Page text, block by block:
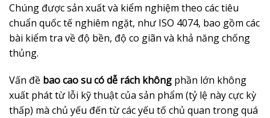
Chúng được sản xuất và kiểm nghiệm theo các tiêu
chuẩn quốc tế nghiêm ngặt, như ISO 4074, bao gồm các
bài kiểm tra về độ bền, độ co giãn và khả năng chống
thủng.
Vấn đề bao cao su có dễ rách không phần lớn không
xuất phát từ lỗi kỹ thuật của sản phẩm (tỷ lệ này cực kỳ
thấp) mà chủ yếu đến từ các yếu tố chủ quan trong quá